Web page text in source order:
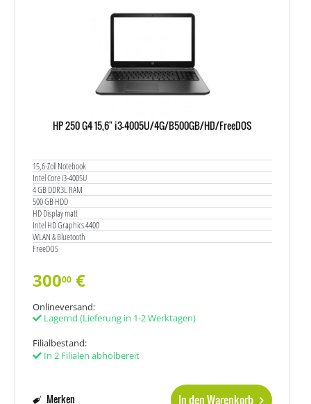
HP 250 G4 15,6" i3-4005U/4G/B500GB/HD/FreeDOS
15,6-Zoll Notebook
Intel Core i3-4005U
4 GB DDR3L RAM
500 GB HDD
HD Display matt
Intel HD Graphics 4400
WLAN & Bluetooth
FreeDOS
30000 €
Onlineversand:
Lagernd (Lieferung in 1-2 Werktagen)
Filialbestand:
In 2 Filialen abholbereit
In den Warenkorb
Merken